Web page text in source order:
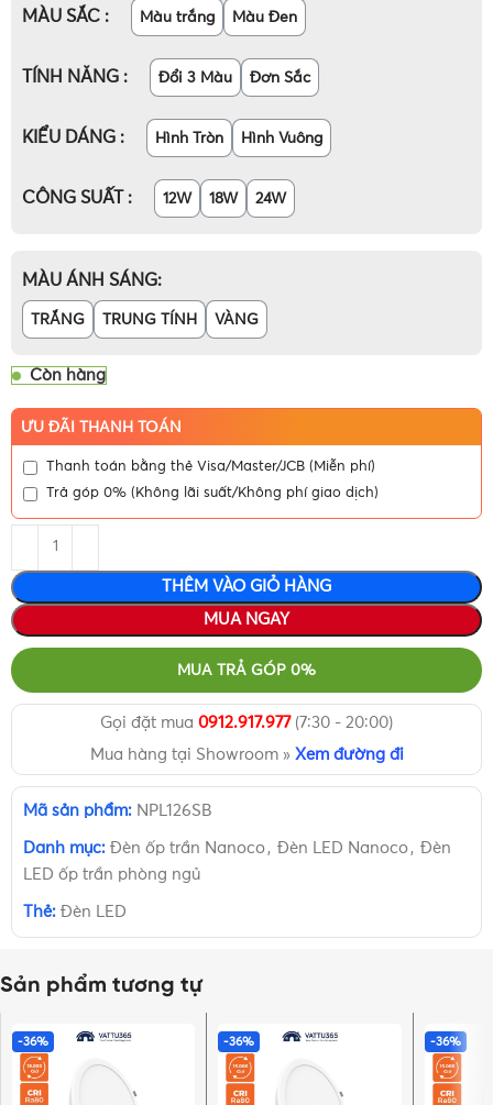
MÀU SẮC Màu trắng Màu Đen
TÍNH NĂNG Đổi 3 Màu Đơn Sắc
KIỂU DÁNG Hình Tròn Hình Vuông
CÔNG SUẤT 12W 18W 24W
MÀU ÁNH SÁNG
TRẮNG TRUNG TÍNH VÀNG
Còn hàng
ƯU ĐÃI THANH TOÁN
Thanh toán bằng thẻ Visa/Master/JCB (Miễn phí)
Trả góp 0% (Không lãi suất/Không phí giao dịch)
THÊM VÀO GIỎ HÀNG
MUA NGAY
MUA TRẢ GÓP 0%
Gọi đặt mua 0912.917.977(7:30 - 20:00)
Mua hàng tại Showroom » Xem đường đi
Mã sản phẩm: NPL126SB
Danh mục: Đèn ốp trần Nanoco , Đèn LED Nanoco , Đèn
LED ốp trần phòng ngủ
Thẻ: Đèn LED
Sản phẩm tương tự
-36% -36% -36%